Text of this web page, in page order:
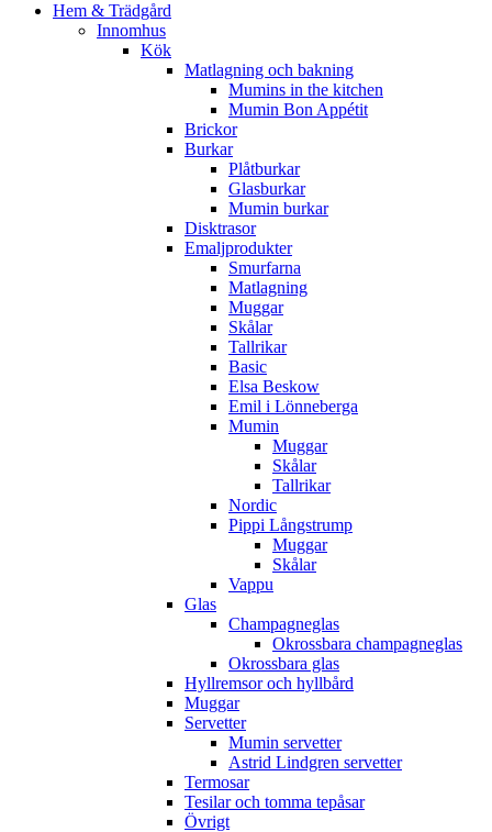
Hem & Trädgård
Innomhus
Kök
Matlagning och bakning
Mumins in the kitchen
Mumin Bon Appétit
Brickor
Burkar
Plåtburkar
Glasburkar
Mumin burkar
Disktrasor
Emaljprodukter
Smurfarna
Matlagning
Muggar
Skålar
Tallrikar
Basic
Elsa Beskow
Emil i Lönneberga
Mumin
Muggar
Skålar
Tallrikar
Nordic
Pippi Långstrump
Muggar
Skålar
Vappu
Glas
Champagneglas
Okrossbara champagneglas
Okrossbara glas
Hyllremsor och hyllbård
Muggar
Servetter
Mumin servetter
Astrid Lindgren servetter
Termosar
Tesilar och tomma tepåsar
Övrigt